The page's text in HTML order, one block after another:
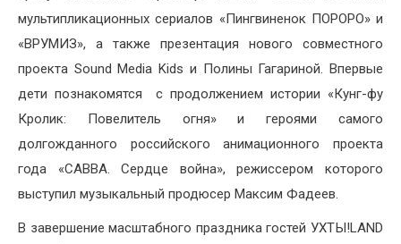
мультипликационных сериалов «Пингвиненок ПОРОРО» и
«ВРУМИЗ», а также презентация нового совместного
проекта Sound Media Kids и Полины Гагариной. Впервые
дети познакомятся с продолжением истории «Кунг-фу
Кролик: Повелитель огня» и героями самого
долгожданного российского анимационного проекта
года «САВВА. Сердце война», режиссером которого
выступил музыкальный продюсер Максим Фадеев.
В завершение масштабного праздника гостей УХТЫ!LAND